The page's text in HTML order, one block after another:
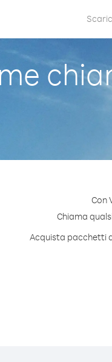
Con
Chiama
Acquista pacchetti